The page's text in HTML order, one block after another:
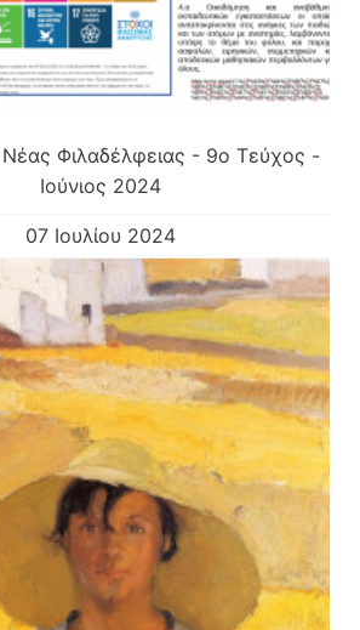
Νέας Φιλαδέλφειας - 9ο Τεύχος -
Ιούνιος 2024
07 Ιουλίου 2024